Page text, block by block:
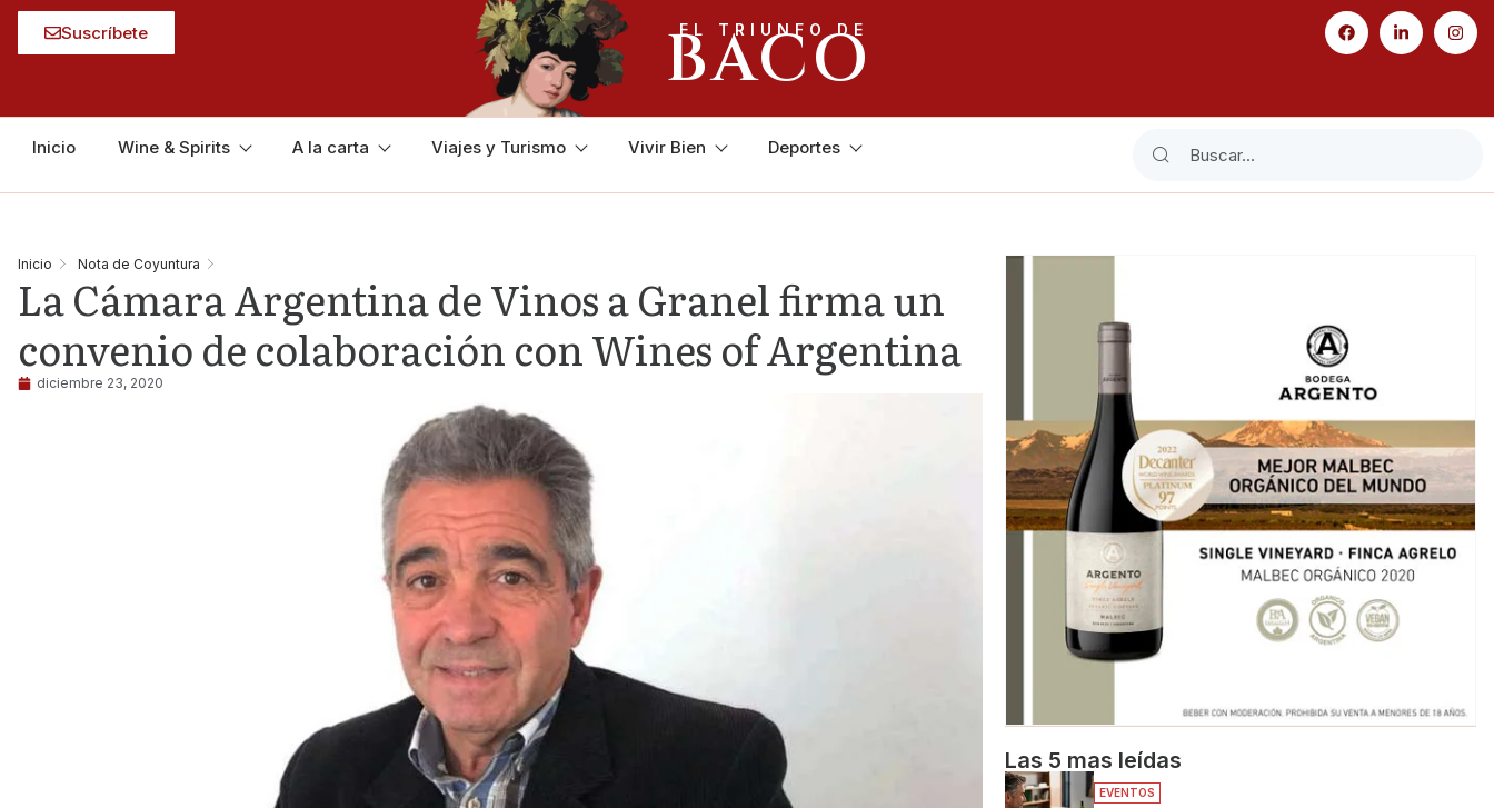
Suscríbete EL TRIUNFO DE
BACO
Inicio Wine & Spirits A la carta Viajes y Turismo Vivir Bien Deportes
Inicio Nota de Coyuntura
La Cámara Argentina de Vinos a Granel firma un
convenio de colaboración con Wines of Argentina
diciembre 23, 2020
Las 5 mas leídas
EVENTOS